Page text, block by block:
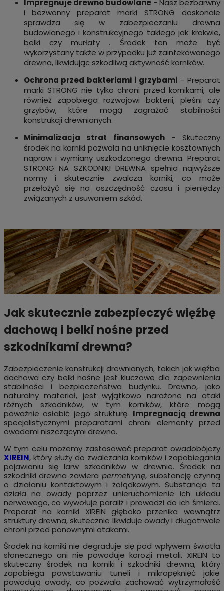
Impregnuje drewno budowlane- Nasz bezbarwny
i bezwonny preparat marki STRONG doskonale
sprawdza się w zabezpieczaniu drewna
budowlanego i konstrukcyjnego takiego jak krokwie,
belki czy murłaty . Środek ten może być
wykorzystany także w przypadku już zainfekowanego
drewna, likwidując szkodliwą aktywność korników.
Ochrona przed bakteriami i grzybami- Preparat
marki STRONG nie tylko chroni przed kornikami, ale
również zapobiega rozwojowi bakterii, pleśni czy
grzybów, które mogą zagrażać stabilności
konstrukcji drewnianych.
Minimalizacja strat finansowych- Skuteczny
środek na korniki pozwala na uniknięcie kosztownych
napraw i wymiany uszkodzonego drewna. Preparat
STRONG NA SZKODNIKI DREWNA spełnia najwyższe
normy i skutecznie zwalcza korniki, co może
przełożyć się na oszczędność czasu i pieniędzy
związanych z usuwaniem szkód.
Jak skutecznie zabezpieczyć więźbę
dachową i belki nośne przed
szkodnikami drewna?
Zabezpieczenie konstrukcji drewnianych, takich jak więźba
dachowa czy belki nośne jest kluczowe dla zapewnienia
stabilności i bezpieczeństwa budynku. Drewno, jako
naturalny materiał, jest wyjątkowo narażone na ataki
różnych szkodników, w tym korników, które mogą
poważnie osłabić jego strukturę. Impregnacją drewna
specjalistycznymi preparatami chroni elementy przed
owadami niszczącymi drewno.
W tym celu możemy zastosować preparat owadobójczy
XIREIN, który służy do zwalczania korników i zapobiegania
pojawianiu się larw szkodników w drewnie. Środek na
szkodniki drewna zawiera permetrynę, substancję czynną
o działaniu kontaktowym i żołądkowym. Substancja ta
działa na owady poprzez unieruchomienie ich układu
nerwowego, co wywołuje paraliż i prowadzi do ich śmierci.
Preparat na korniki XIREIN głęboko przenika wewnątrz
struktury drewna, skutecznie likwiduje owady i długotrwale
chroni przed ponownymi atakami.
Środek na korniki nie degraduje się pod wpływem światła
słonecznego ani nie powoduje korozji metali. XIREIN to
skuteczny środek na korniki i szkodniki drewna, który
zapobiega powstawaniu tuneli i mikropęknięć jakie
powodują owady, co pozwala zachować wytrzymałość